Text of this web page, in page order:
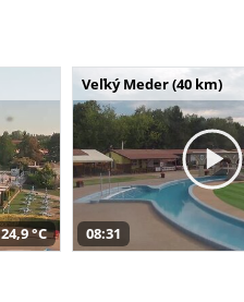
24,9 °C
Veľký Meder (40 km)
08:31